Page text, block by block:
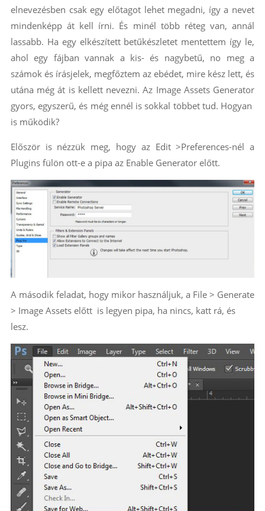
elnevezésben csak egy előtagot lehet megadni, így a nevet
mindenképp át kell írni. És minél több réteg van, annál
lassabb. Ha egy elkészített betűkészletet mentettem így le,
ahol egy fájban vannak a kis- és nagybetű, no meg a
számok és írásjelek, megfőztem az ebédet, mire kész lett, és
utána még át is kellett nevezni. Az Image Assets Generator
gyors, egyszerű, és még ennél is sokkal többet tud. Hogyan
is működik?
Először is nézzük meg, hogy az Edit >Preferences-nél a
Plugins fülön ott-e a pipa az Enable Generator előtt.
A második feladat, hogy mikor használjuk, a File > Generate
> Image Assets előtt is legyen pipa, ha nincs, katt rá, és
lesz.